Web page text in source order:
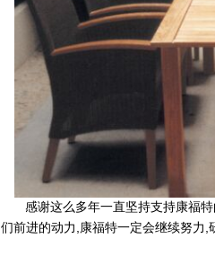
感谢这么多年一直坚持支持康福
们前进的动力 康福特一定会继续努力